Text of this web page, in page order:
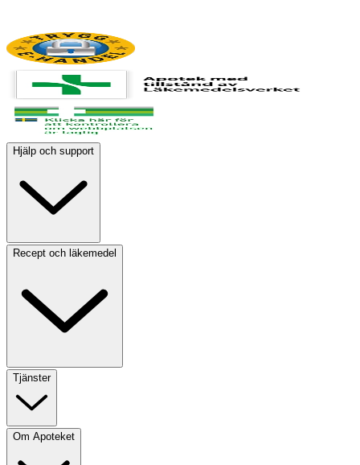
Hjälp och support
Recept och läkemedel
Tjänster
Om Apoteket